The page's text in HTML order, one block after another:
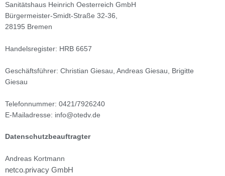
Sanitätshaus Heinrich Oesterreich GmbH
Bürgermeister-Smidt-Straße 32-36,
28195 Bremen
Handelsregister: HRB 6657
Geschäftsführer: Christian Giesau, Andreas Giesau, Brigitte
Giesau
Telefonnummer: 0421/7926240
E-Mailadresse: info@otedv.de
Datenschutzbeauftragter
Andreas Kortmann
netco.privacy GmbH